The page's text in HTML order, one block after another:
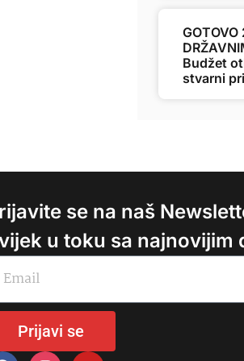
Budžet
stvarni
se na naš
u toku sa najnovijim
Prijavi se